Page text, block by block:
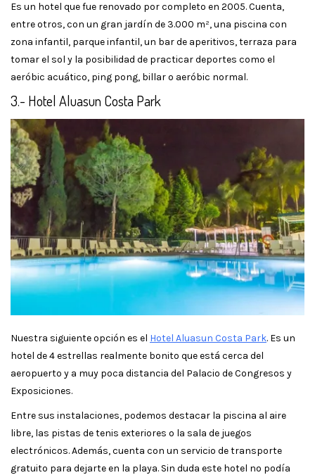
Es un hotel que fue renovado por completo en 2005. Cuenta,
entre otros, con un gran jardín de 3.000 m², una piscina con
zona infantil, parque infantil, un bar de aperitivos, terraza para
tomar el sol y la posibilidad de practicar deportes como el
aeróbic acuático, ping pong, billar o aeróbic normal.
3.- Hotel Aluasun Costa Park
Nuestra siguiente opción es el Hotel Aluasun Costa Park. Es un
hotel de 4 estrellas realmente bonito que está cerca del
aeropuerto y a muy poca distancia del Palacio de Congresos y
Exposiciones.
Entre sus instalaciones, podemos destacar la piscina al aire
libre, las pistas de tenis exteriores o la sala de juegos
electrónicos. Además, cuenta con un servicio de transporte
gratuito para dejarte en la playa. Sin duda este hotel no podía